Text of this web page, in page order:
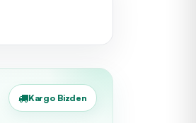
Kargo Bizden